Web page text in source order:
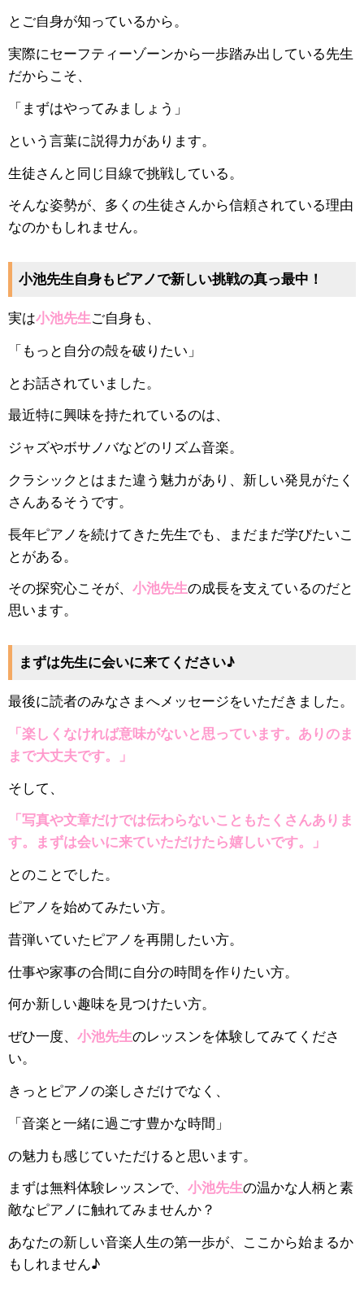
とご自身が知っているから。
実際にセーフティーゾーンから一歩踏み出している先生
だからこそ、
「まずはやってみましょう」
という言葉に説得力があります。
生徒さんと同じ目線で挑戦している。
そんな姿勢が、多くの生徒さんから信頼されている理由
なのかもしれません。
小池先生自身もピアノで新しい挑戦の真っ最中！
実は小池先生ご自身も、
「もっと自分の殻を破りたい」
とお話されていました。
最近特に興味を持たれているのは、
ジャズやボサノバなどのリズム音楽。
クラシックとはまた違う魅力があり、新しい発見がたく
さんあるそうです。
長年ピアノを続けてきた先生でも、まだまだ学びたいこ
とがある。
その探究心こそが、 小池先生の成長を支えているのだと
思います。
まずは先生に会いに来てください♪
最後に読者のみなさまへメッセージをいただきました。
「楽しくなければ意味がないと思っています。ありのま
まで大丈夫です。」
そして、
「写真や文章だけでは伝わらないこともたくさんありま
す。まずは会いに来ていただけたら嬉しいです。」
とのことでした。
ピアノを始めてみたい方。
昔弾いていたピアノを再開したい方。
仕事や家事の合間に自分の時間を作りたい方。
何か新しい趣味を見つけたい方。
ぜひ一度、 小池先生のレッスンを体験してみてくださ
い。
きっとピアノの楽しさだけでなく、
「音楽と一緒に過ごす豊かな時間」
の魅力も感じていただけると思います。
まずは無料体験レッスンで、 小池先生の温かな人柄と素
敵なピアノに触れてみませんか？
あなたの新しい音楽人生の第一歩が、ここから始まるか
もしれません♪